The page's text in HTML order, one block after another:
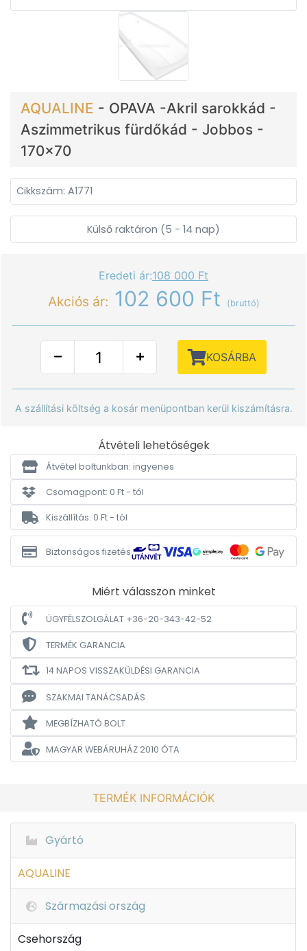
AQUALINE - OPAVA -Akril sarokkád -
Aszimmetrikus fürdőkád - Jobbos -
170x70
Cikkszám: A1771
Külső raktáron (5 - 14 nap)
Eredeti ár:108 000 Ft
Akciós ár: 102 600 Ft (bruttó)
KOSÁRBA
A szállítási költség a kosár menüpontban kerül kiszámításra.
Átvételi lehetőségek
Átvétel boltunkban: ingyenes
Csomagpont: 0 Ft - tól
Kiszállítás: 0 Ft - tól
Biztonságos fizetés
Miért válasszon minket
ÜGYFÉLSZOLGÁLAT +36-20-343-42-52
TERMÉK GARANCIA
14 NAPOS VISSZAKÜLDÉSI GARANCIA
SZAKMAI TANÁCSADÁS
MEGBÍZHATÓ BOLT
MAGYAR WEBÁRUHÁZ2010 ÓTA
TERMÉK INFORMÁCIÓK
Gyártó
AQUALINE
Származási ország
Csehország